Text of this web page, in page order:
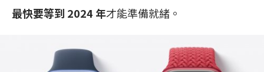
最快要等到 2024 年才能準備就緒。